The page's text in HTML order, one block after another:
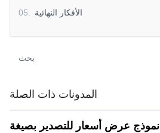
05
الأفكار النهائية
المدونات ذات الصلة
نموذج عرض أسعار للتصدير بصيغة PDF | أنشئه في